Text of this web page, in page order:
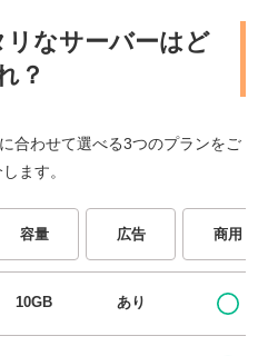
なサーバーはど
？
合わせて選べる3つのプランをご
ます。
容量 広告 商用
10GB あり